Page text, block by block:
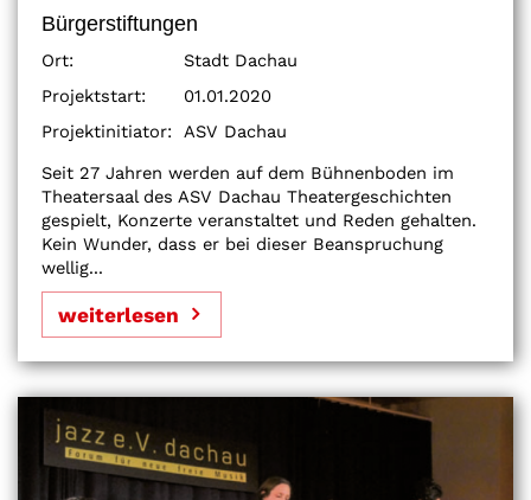
Bürgerstiftungen
Ort:
Stadt Dachau
Projektstart:
01.01.2020
Projektinitiator:
ASV Dachau
Seit 27 Jahren werden auf dem Bühnenboden im
Theatersaal des ASV Dachau Theatergeschichten
gespielt, Konzerte veranstaltet und Reden gehalten.
Kein Wunder, dass er bei dieser Beanspruchung
wellig...
weiterlesen